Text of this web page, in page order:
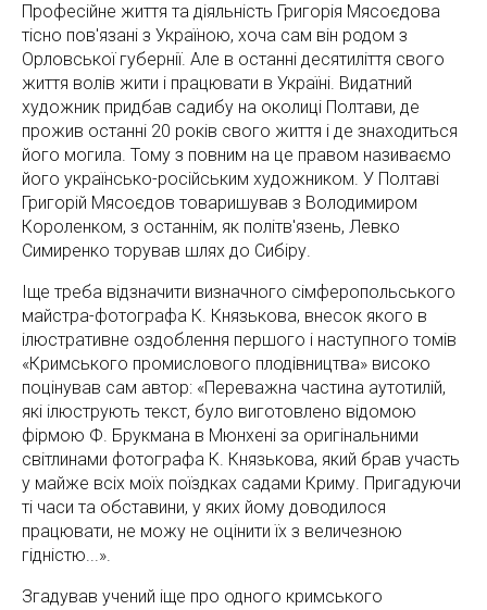
Професійне життя та діяльність Григорія Мясоєдова
тісно пов'язані з Україною, хоча сам він родом з
Орловської губернії. Але в останні десятиліття свого
життя волів жити і працювати в Україні. Видатний
художник придбав садибу на околиці Полтави, де
прожив останні 20 років свого життя і де знаходиться
його могила. Тому з повним на це правом називаємо
його українсько-російським художником. У Полтаві
Григорій Мясоєдов товаришував з Володимиром
Короленком, з останнім, як політв'язень, Левко
Симиренко торував шлях до Сибіру.
Іще треба відзначити визначного сімферопольського
майстра-фотографа К. Князькова, внесок якого в
ілюстративне оздоблення першого і наступного томів
«Кримського промислового плодівництва» високо
поцінував сам автор: «Переважна частина аутотилій,
які ілюструють текст, було виготовлено відомою
фірмою Ф. Брукмана в Мюнхені за оригінальними
світлинами фотографа К. Князькова, який брав участь
у майже всіх моїх поїздках садами Криму. Пригадуючи
ті часи та обставини, у яких йому доводилося
працювати, не можу не оцінити їх з величезною
гідністю...».
Згадував учений іще про одного кримського